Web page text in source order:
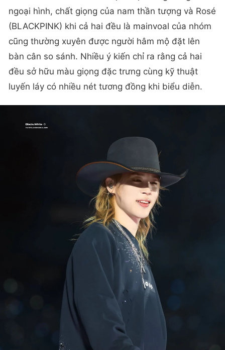
ngoại hình, chất giọng của nam thần tượng và Rosé
(BLACKPINK) khi cả hai đều là mainvoal của nhóm
cũng thường xuyên được người hâm mộ đặt lên
bàn cân so sánh. Nhiều ý kiến chỉ ra rằng cả hai
đều sở hữu màu giọng đặc trưng cùng kỹ thuật
luyến láy có nhiều nét tương đồng khi biểu diễn.